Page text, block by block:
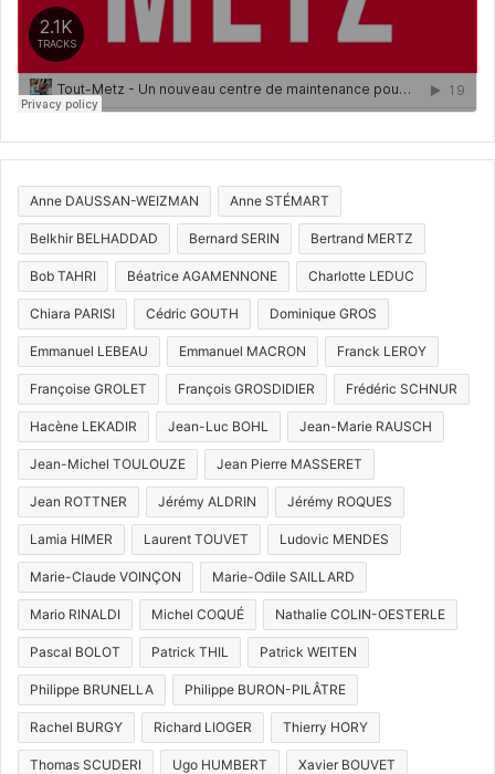
Anne DAUSSAN-WEIZMAN Anne STÉMART
Belkhir BELHADDAD Bernard SERIN Bertrand MERTZ
Bob TAHRI Béatrice AGAMENNONE Charlotte LEDUC
Chiara PARISI Cédric GOUTH Dominique GROS
Emmanuel LEBEAU Emmanuel MACRON Franck LEROY
Françoise GROLET François GROSDIDIER Frédéric SCHNUR
Hacène LEKADIR Jean-Luc BOHL Jean-Marie RAUSCH
Jean-Michel TOULOUZE Jean Pierre MASSERET
Jean ROTTNER Jérémy ALDRIN Jérémy ROQUES
Lamia HIMER Laurent TOUVET Ludovic MENDES
Marie-Claude VOINÇON Marie-Odile SAILLARD
Mario RINALDI Michel COQUÉ Nathalie COLIN-OESTERLE
Pascal BOLOT Patrick THIL Patrick WEITEN
Philippe BRUNELLA Philippe BURON-PILÂTRE
Rachel BURGY Richard LIOGER Thierry HORY
Thomas SCUDERI Ugo HUMBERT Xavier BOUVET